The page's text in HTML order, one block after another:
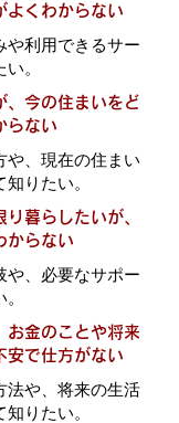
よくわからない
や利用できるサー
。
、今の住まいをど
らない
や、現在の住まい
りたい。
暮らしたいが、
からない
や、必要なサポー
お金のことや将来
安で仕方がない
法や、将来の生活
りたい。